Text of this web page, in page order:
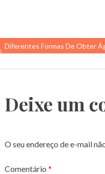
Diferentes Formas De Obter
Deixe um
O seu endereço de e-mail
Comentário *